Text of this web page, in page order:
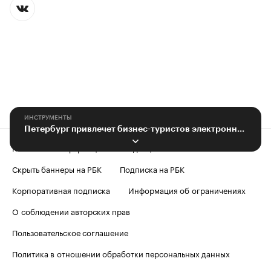
ИНСТРУМЕНТЫ
Петербург привлечет бизнес-туристов электронными визами
Контактная информация
Скрыть баннеры на РБК
Подписка на РБК
Корпоративная подписка
Информация об ограничениях
О соблюдении авторских прав
Пользовательское соглашение
Политика в отношении обработки персональных данных